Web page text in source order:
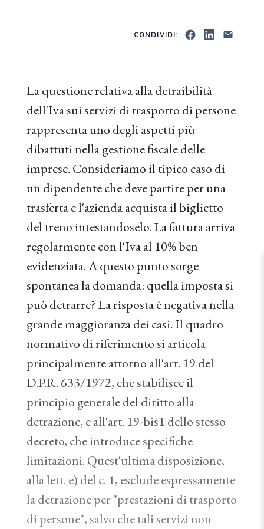
CONDIVIDI:
La questione relativa alla detraibilità
dell'Iva sui servizi di trasporto di persone
rappresenta uno degli aspetti più
dibattuti nella gestione fiscale delle
imprese. Consideriamo il tipico caso di
un dipendente che deve partire per una
trasferta e l'azienda acquista il biglietto
del treno intestandoselo. La fattura arriva
regolarmente con l'Iva al 10% ben
evidenziata. A questo punto sorge
spontanea la domanda: quella imposta si
può detrarre? La risposta è negativa nella
grande maggioranza dei casi. Il quadro
normativo di riferimento si articola
principalmente attorno all'art. 19 del
D.P.R. 633/1972, che stabilisce il
principio generale del diritto alla
detrazione, e all'art. 19-bis1 dello stesso
decreto, che introduce specifiche
limitazioni. Quest'ultima disposizione,
alla lett. e) del c. 1, esclude espressamente
la detrazione per "prestazioni di trasporto
di persone", salvo che tali servizi non